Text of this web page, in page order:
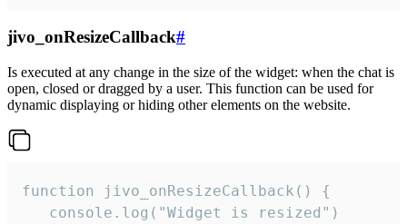
jivo_onResizeCallback#
Is executed at any change in the size of the widget: when the chat is
open, closed or dragged by a user. This function can be used for
dynamic displaying or hiding other elements on the website.
function jivo_onResizeCallback() {
   console.log("Widget is resized")